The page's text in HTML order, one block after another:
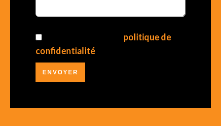
politique de
confidentialité
ENVOYER